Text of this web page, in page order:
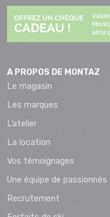
A PROPOS DE MONTAZ
Le magasin
Les marques
L’atelier
La location
Vos témoignages
Une équipe de passionnés
Recrutement